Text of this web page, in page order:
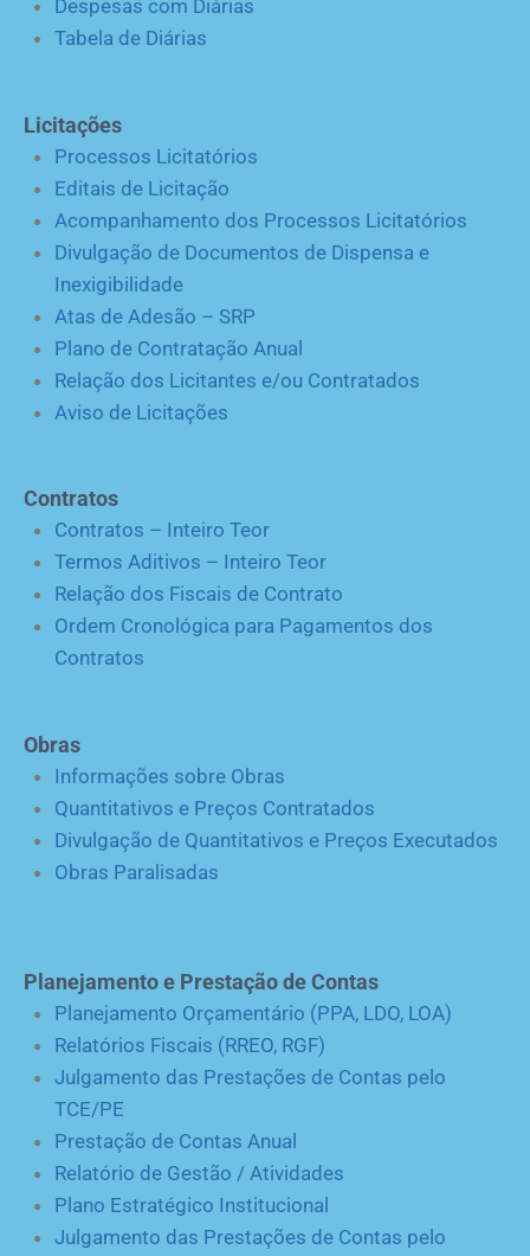
Despesas com Diárias
Tabela de Diárias
Licitações
Processos Licitatórios
Editais de Licitação
Acompanhamento dos Processos Licitatórios
Divulgação de Documentos de Dispensa e
Inexigibilidade
Atas de Adesão – SRP
Plano de Contratação Anual
Relação dos Licitantes e/ou Contratados
Aviso de Licitações
Contratos
Contratos – Inteiro Teor
Termos Aditivos – Inteiro Teor
Relação dos Fiscais de Contrato
Ordem Cronológica para Pagamentos dos
Contratos
Obras
Informações sobre Obras
Quantitativos e Preços Contratados
Divulgação de Quantitativos e Preços Executados
Obras Paralisadas
Planejamento e Prestação de Contas
Planejamento Orçamentário (PPA, LDO, LOA)
Relatórios Fiscais (RREO, RGF)
Julgamento das Prestações de Contas pelo
TCE/PE
Prestação de Contas Anual
Relatório de Gestão / Atividades
Plano Estratégico Institucional
Julgamento das Prestações de Contas pelo